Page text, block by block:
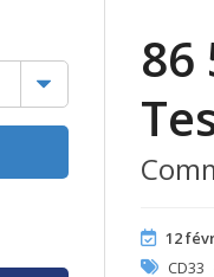
86
12
CD33